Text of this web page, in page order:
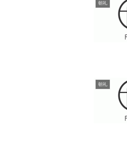
朝礼
朝礼